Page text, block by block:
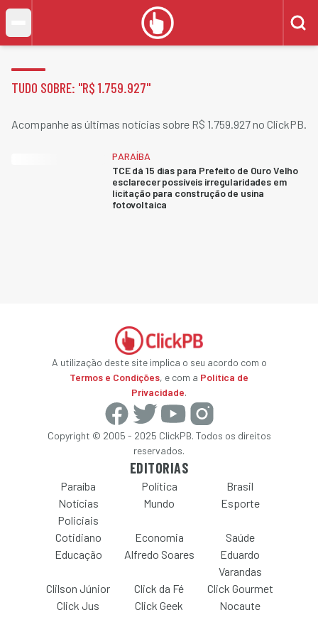
TUDO SOBRE: "R$ 1.759.927"
Acompanhe as últimas notícias sobre R$ 1.759.927 no ClickPB.
PARAÍBA
TCE dá 15 dias para Prefeito de Ouro Velho
esclarecer possíveis irregularidades em
licitação para construção de usina
fotovoltaica
A utilização deste site implica o seu acordo com o
Termos e Condições, e com a Política de
Privacidade.
Copyright © 2005 - 2025 ClickPB. Todos os direitos
reservados.
EDITORIAS
Paraíba Política
Brasil
Notícias
Policiais
Mundo Esporte
Cotidiano Economia
Saúde
Educação
Alfredo Soares
Eduardo
Varandas
Clilson Júnior
Click da Fé
Click Gourmet
Click Jus
Click Geek Nocaute